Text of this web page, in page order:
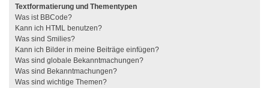
Textformatierung und Thementypen
Was ist BBCode?
Kann ich HTML benutzen?
Was sind Smilies?
Kann ich Bilder in meine Beiträge einfügen?
Was sind globale Bekanntmachungen?
Was sind Bekanntmachungen?
Was sind wichtige Themen?